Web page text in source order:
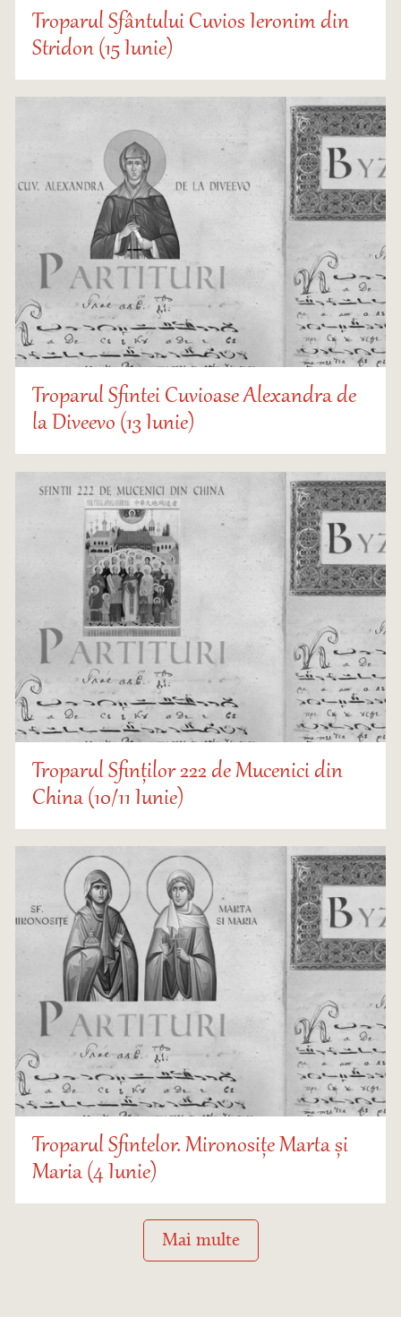
Troparul Sfântului Cuvios Ieronim din
Stridon (15 Iunie)
Troparul Sfintei Cuvioase Alexandra de
la Diveevo (13 Iunie)
Troparul Sfinților 222 de Mucenici din
China (10/11 Iunie)
Troparul Sfintelor. Mironosițe Marta și
Maria (4 Iunie)
Mai multe